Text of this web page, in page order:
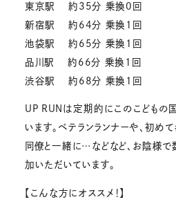
東京駅 約35分 乗換0回
新宿駅 約64分 乗換1回
池袋駅 約65分 乗換1回
品川駅 約66分 乗換1回
渋谷駅 約68分 乗換1回
UP RUNは定期的にこのこどもの
います。ベテランランナーや、初め
同僚と一緒に…などなど、お陰様で
加いただいています。
【こんな方にオススメ！】